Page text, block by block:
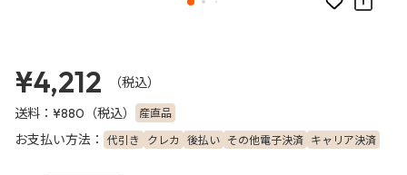
お気に入り
¥4,212
（税込）
送料： ¥880 （税込） 産直品
お支払い方法： 代引き クレカ 後払い その他電子決済 キャリア決済